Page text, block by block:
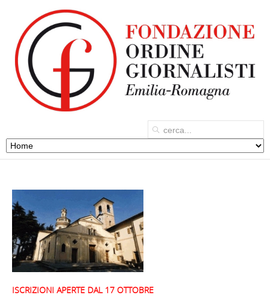
ISCRIZIONI APERTE DAL 17 OTTOBRE